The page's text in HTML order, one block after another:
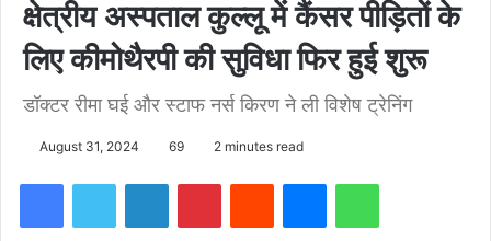
क्षेत्रीय अस्पताल कुल्लू में कैंसर पीड़ितों के
लिए कीमोथैरपी की सुविधा फिर हुई शुरू
डॉक्टर रीमा घई और स्टाफ नर्स किरण ने ली विशेष ट्रेनिंग
August 31, 2024 69 2 minutes read